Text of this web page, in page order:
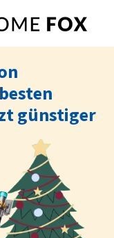
günstiger